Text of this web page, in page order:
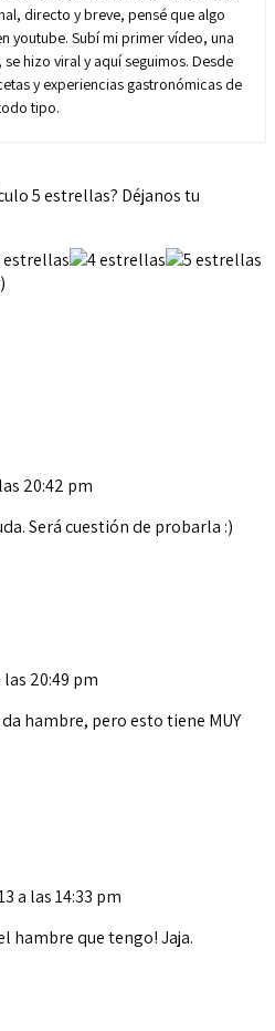
directo y breve, pensé que algo
youtube. Subí mi primer vídeo, una
hizo viral y aquí seguimos. Desde
y experiencias gastronómicas de
tipo.
5 estrellas? Déjanos tu
20:42 pm
Será cuestión de probarla :)
20:49 pm
hambre, pero esto tiene MUY
a las 14:33 pm
hambre que tengo! Jaja.